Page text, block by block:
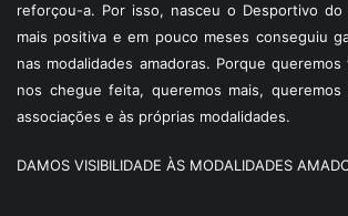
reforçou-a. Por isso, nasceu o Desportivo
mais positiva e em pouco meses conseguiu
nas modalidades amadoras. Porque
nos chegue feita, queremos mais,
associações e às próprias modalidades.
DAMOS VISIBILIDADE ÀS MODALIDADES